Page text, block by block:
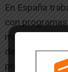
En España
con
más
de pobreza o
programas en